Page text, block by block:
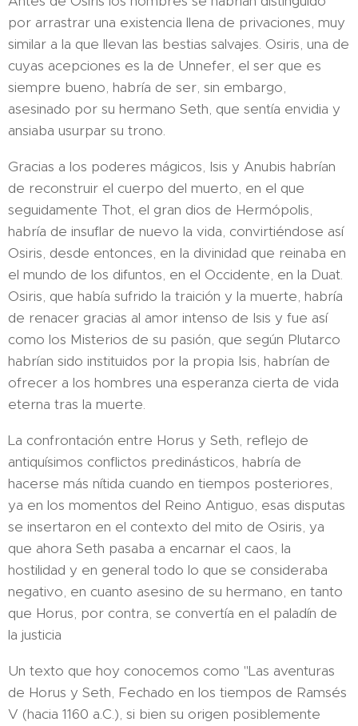
por arrastrar una existencia llena de privaciones, muy
similar a la que llevan las bestias salvajes. Osiris, una de
cuyas acepciones es la de Unnefer, el ser que es
siempre bueno, habría de ser, sin embargo,
asesinado por su hermano Seth, que sentía envidia y
ansiaba usurpar su trono.
Gracias a los poderes mágicos, Isis y Anubis habrían
de reconstruir el cuerpo del muerto, en el que
seguidamente Thot, el gran dios de Hermópolis,
habría de insuflar de nuevo la vida, convirtiéndose así
Osiris, desde entonces, en la divinidad que reinaba en
el mundo de los difuntos, en el Occidente, en la Duat.
Osiris, que había sufrido la traición y la muerte, habría
de renacer gracias al amor intenso de Isis y fue así
como los Misterios de su pasión, que según Plutarco
habrían sido instituidos por la propia Isis, habrían de
ofrecer a los hombres una esperanza cierta de vida
eterna tras la muerte.
La confrontación entre Horus y Seth, reflejo de
antiquísimos conflictos predinásticos, habría de
hacerse más nítida cuando en tiempos posteriores,
ya en los momentos del Reino Antiguo, esas disputas
se insertaron en el contexto del mito de Osiris, ya
que ahora Seth pasaba a encarnar el caos, la
hostilidad y en general todo lo que se consideraba
negativo, en cuanto asesino de su hermano, en tanto
que Horus, por contra, se convertía en el paladín de
la justicia
Un texto que hoy conocemos como "Las aventuras
de Horus y Seth, Fechado en los tiempos de Ramsés
V (hacia 1160 a.C.), si bien su origen posiblemente